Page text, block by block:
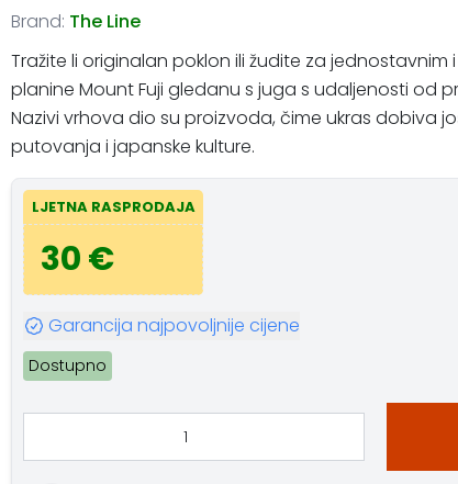
Brand: The Line
Tražite li originalan poklon ili žudite za jednostavnim
planine Mount Fuji gledanu s juga s udaljenosti od
Nazivi vrhova dio su proizvoda, čime ukras dobiva
putovanja i japanske kulture.
LJETNA RASPRODAJA
30 €
Garancija najpovoljnije cijene
Dostupno